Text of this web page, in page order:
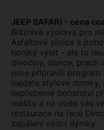
JEEP SAFARI - cena
Bláznivá výprava pro
Asfaltové silnice a
horský výlet - ale to
divočiny, slunce, prach
jsme připravili program
najdete stylové domky,
nepřeberné bohatství
mešitu a na oběd vás
restaurace na řece
zapálení vodní dýmky.